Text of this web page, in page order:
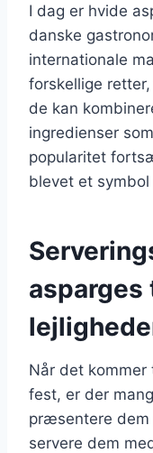
I dag er hvide
danske
internationale
forskellige
de kan
ingredienser
popularitet
blevet et
Når det kommer
fest, er der
præsentere dem
servere dem